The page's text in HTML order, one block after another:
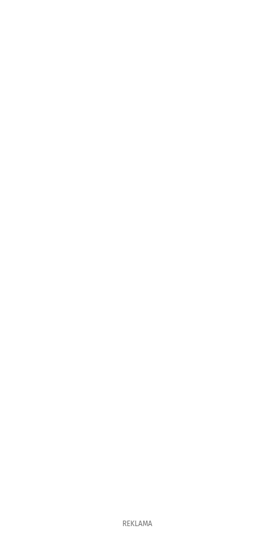
REKLAMA